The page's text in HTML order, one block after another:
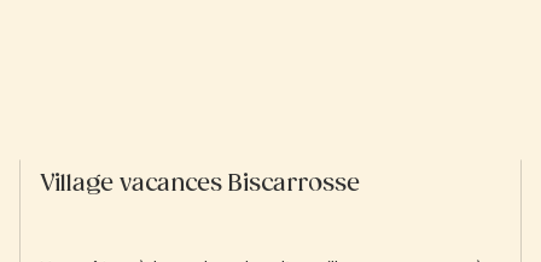
Village vacances Biscarrosse